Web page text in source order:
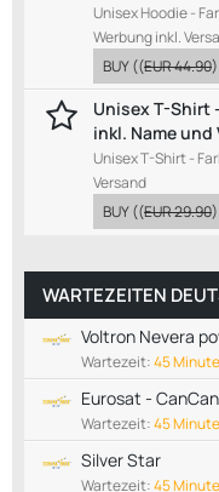
Unisex Hoodie -
Werbung inkl.
BUY((EUR 44.90)
Unisex T-Shirt
inkl. Name und
Unisex T-Shirt -
Versand
BUY((EUR 29.90)
WARTEZEITEN
Voltron Nevera
Wartezeit:45
Eurosat -
Wartezeit:45
Silver Star
Wartezeit:45